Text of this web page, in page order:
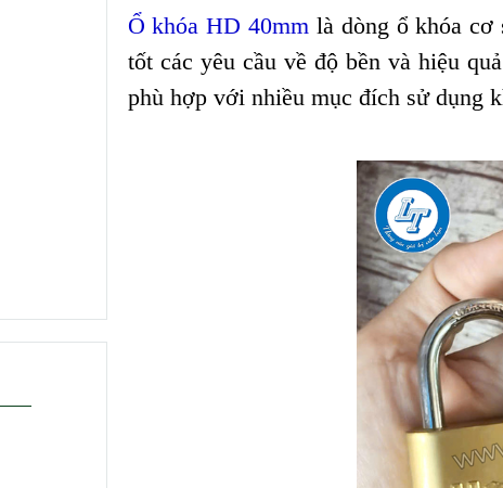
Ổ khóa HD 40mm là dòng ổ khóa cơ
tốt các yêu cầu về độ bền và hiệu
phù hợp với nhiều mục đích sử dụng